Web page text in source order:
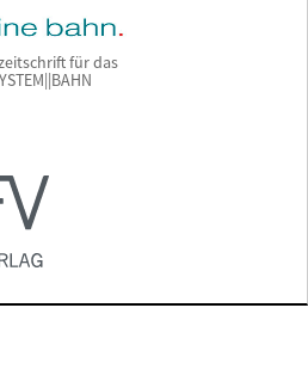
für das